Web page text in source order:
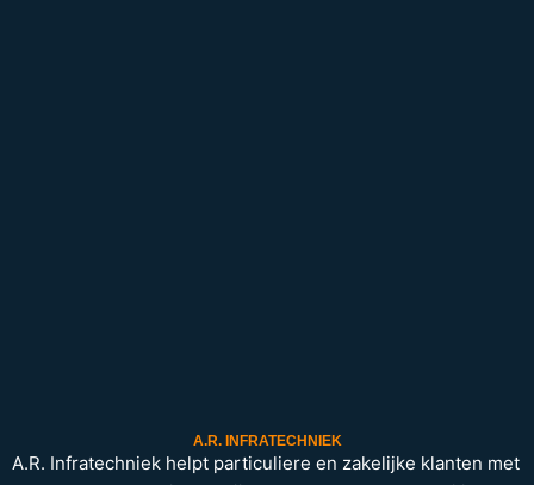
A.R. INFRATECHNIEK
A.R. Infratechniek helpt particuliere en zakelijke klanten met